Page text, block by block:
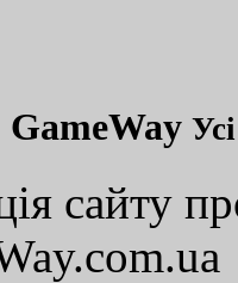
GameWay
сайту